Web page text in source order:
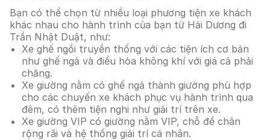
Bạn có thể chọn từ nhiều loại phương tiện xe khách
khác nhau cho hành trình của bạn từ Hải Dương đi
Trần Nhật Duật, như:
Xe ghế ngồi truyền thống với các tiện ích cơ bản
như ghế ngả và điều hòa không khí với giá cả phải
chăng.
Xe giường nằm có ghế ngả thành giường phù hợp
cho các chuyến xe khách phục vụ hành trình qua
đêm, có thêm tiện nghi như giải trí trên xe.
Xe giường VIP có giường nằm VIP, chỗ để chân
rộng rãi và hệ thống giải trí cá nhân.